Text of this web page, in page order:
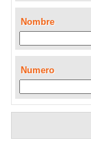
Nombre
Numero